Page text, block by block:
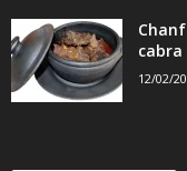
cabra
12/02/